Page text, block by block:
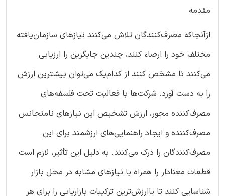
مقدمه
ازآنجاکه مصرف‌کنندگان تلاش می‌کنند نیازهای سازمان‌یافته
مختلف خود را ارضاء کنند، چندین جایگزین را ارزیابی
می‌کنند تا مشخص کنند از کدام‌یک می‌توان بیشترین ارزش
را به دست آورد. شرکت‌ها با فعالیت تحت فلسفه‌های
مصرف‌کننده محور، ارزش تشخیص این نیازهای نامتجانس
مصرف‌کننده و ایجاد راهنمایی‌های ارزشمند برای این
مصرف‌کنندگان را درک می‌کنند. به دلیل این تأثیر، لازم است
قطعات معنادار را همراه با نیازهای مشابه در محل بازار
شناسایی کنند تا باارزش‌ترین ترکیبات بازاریابی را برای هر